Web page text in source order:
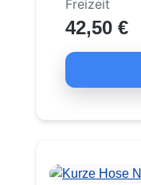
Freizeit
42,50 €